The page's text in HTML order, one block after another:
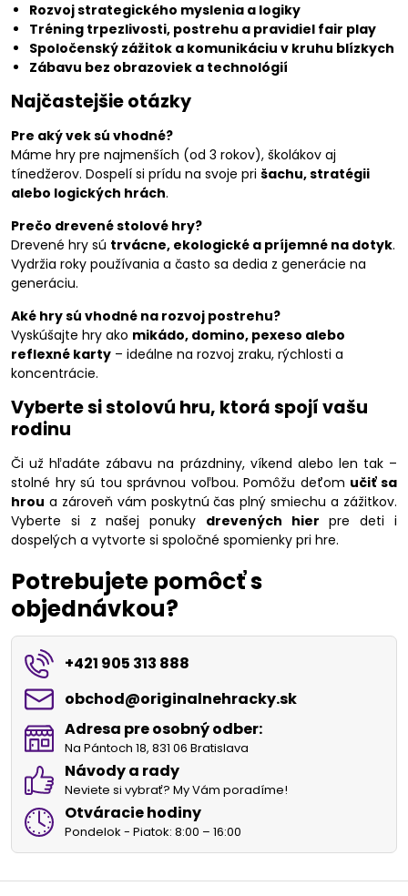
Rozvoj strategického myslenia a logiky
Tréning trpezlivosti, postrehu a pravidiel fair play
Spoločenský zážitok a komunikáciu v kruhu blízkych
Zábavu bez obrazoviek a technológií
Najčastejšie otázky
Pre aký vek sú vhodné?
Máme hry pre najmenších (od 3 rokov), školákov aj
tínedžerov. Dospelí si prídu na svoje pri šachu, stratégii
alebo logických hrách.
Prečo drevené stolové hry?
Drevené hry sú trvácne, ekologické a príjemné na dotyk.
Vydržia roky používania a často sa dedia z generácie na
generáciu.
Aké hry sú vhodné na rozvoj postrehu?
Vyskúšajte hry ako mikádo, domino, pexeso alebo
reflexné karty – ideálne na rozvoj zraku, rýchlosti a
koncentrácie.
Vyberte si stolovú hru, ktorá spojí vašu
rodinu
Či už hľadáte zábavu na prázdniny, víkend alebo len tak –
stolné hry sú tou správnou voľbou. Pomôžu deťom učiť sa
hrou a zároveň vám poskytnú čas plný smiechu a zážitkov.
Vyberte si z našej ponuky drevených hier pre deti i
dospelých a vytvorte si spoločné spomienky pri hre.
Potrebujete pomôcť s
objednávkou?
+421 905 313 888
obchod​@originalnehracky​.sk
Adresa pre osobný odber:
Na Pántoch 18, 831 06 Bratislava
Návody a rady
Neviete si vybrať? My Vám poradíme!
Otváracie hodiny
Pondelok - Piatok: 8:00 – 16:00